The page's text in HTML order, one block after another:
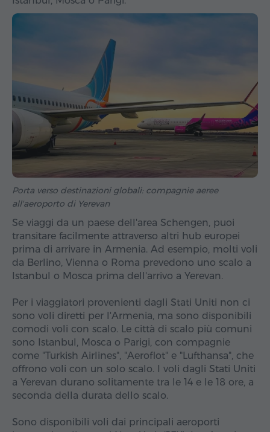
Porta verso destinazioni globali: compagnie aeree
all'aeroporto di Yerevan
Se viaggi da un paese dell'area Schengen, puoi
transitare facilmente attraverso altri hub europei
prima di arrivare in Armenia. Ad esempio, molti voli
da Berlino, Vienna o Roma prevedono uno scalo a
Istanbul o Mosca prima dell'arrivo a Yerevan.
Per i viaggiatori provenienti dagli Stati Uniti non ci
sono voli diretti per l'Armenia, ma sono disponibili
comodi voli con scalo. Le città di scalo più comuni
sono Istanbul, Mosca o Parigi, con compagnie
come "Turkish Airlines", "Aeroflot" e "Lufthansa", che
offrono voli con un solo scalo. I voli dagli Stati Uniti
a Yerevan durano solitamente tra le 14 e le 18 ore, a
seconda della durata dello scalo.
Sono disponibili voli dai principali aeroporti